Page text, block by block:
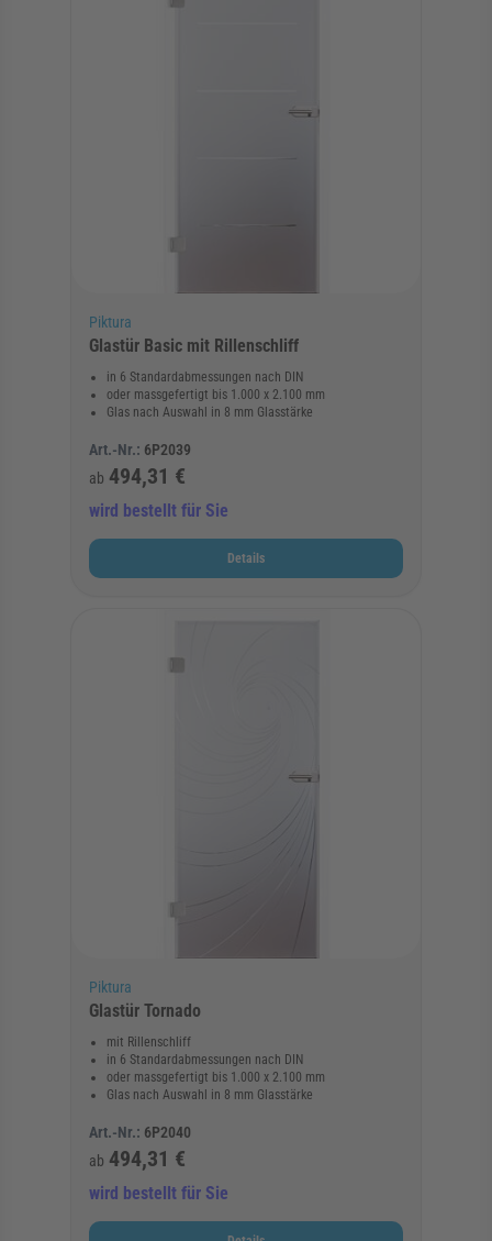
Piktura
Glastür Basic mit Rillenschliff
in 6 Standardabmessungen nach DIN
oder massgefertigt bis 1.000 x 2.100 mm
Glas nach Auswahl in 8 mm Glasstärke
Art.-Nr.: 6P2039
ab 494,31 €
wird bestellt für Sie
Details
Piktura
Glastür Tornado
mit Rillenschliff
in 6 Standardabmessungen nach DIN
oder massgefertigt bis 1.000 x 2.100 mm
Glas nach Auswahl in 8 mm Glasstärke
Art.-Nr.: 6P2040
ab 494,31 €
wird bestellt für Sie